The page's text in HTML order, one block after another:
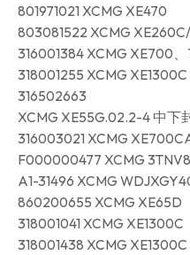
801971021 XCMG XE470
803081522 XCMG
316001384 XCMG XE700
318001255 XCMG XE1300C
316502663
XCMG XE55G.02.2-4 中下
316003021 XCMG
F000000477 XCMG
A1-31496 XCMG
860200655 XCMG XE65D
318001041 XCMG XE1300C
318001438 XCMG XE1300C